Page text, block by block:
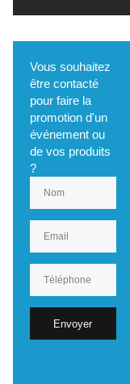
Vous souhaitez
être contacté
pour faire la
promotion d'un
événement ou
de vos produits
?
Envoyer